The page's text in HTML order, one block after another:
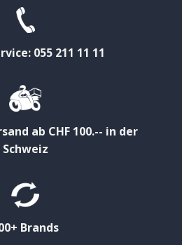
055 211 11 11
ab CHF 100.-- in der
Schweiz
Brands